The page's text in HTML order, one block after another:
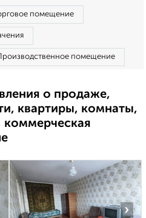
помещение
помещение
о продаже,
квартиры, комнаты,
›